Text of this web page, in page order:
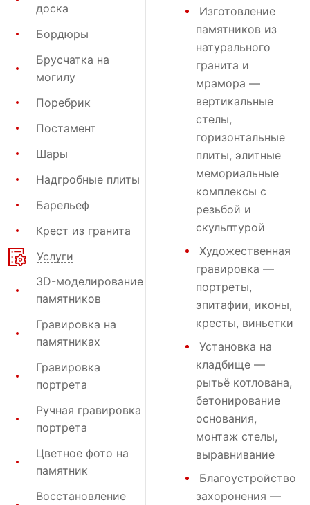
доска
Бордюры
Брусчатка на
могилу
Поребрик
Постамент
Шары
Надгробные плиты
Барельеф
Крест из гранита
Услуги
3D-моделирование
памятников
Гравировка на
памятниках
Гравировка
портрета
Ручная гравировка
портрета
Цветное фото на
памятник
Восстановление
Изготовление
памятников из
натурального
гранита и
мрамора —
вертикальные
стелы,
горизонтальные
плиты, элитные
мемориальные
комплексы с
резьбой и
скульптурой
Художественная
гравировка —
портреты,
эпитафии, иконы,
кресты, виньетки
Установка на
кладбище —
рытьё котлована,
бетонирование
основания,
монтаж стелы,
выравнивание
Благоустройство
захоронения —